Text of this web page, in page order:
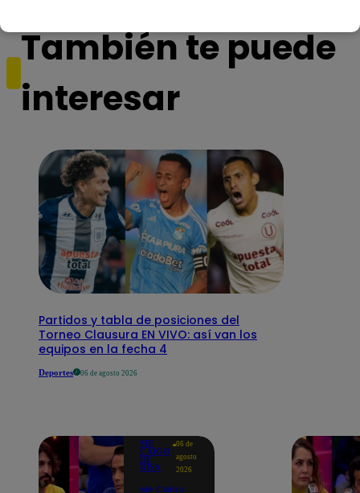
También te puede
interesar
Partidos y tabla de posiciones del
Torneo Clausura EN VIVO: así van los
equipos en la fecha 4
Deportes 06 de agosto 2026
ME
CAIGO
DE
RISA
06 de
agosto
2026
Me Caigo